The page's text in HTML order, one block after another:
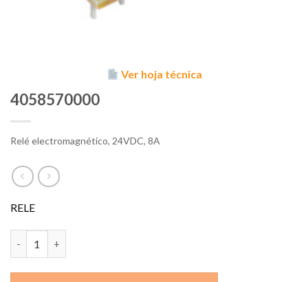
Ver hoja técnica
4058570000
Relé electromagnético, 24VDC, 8A
RELE